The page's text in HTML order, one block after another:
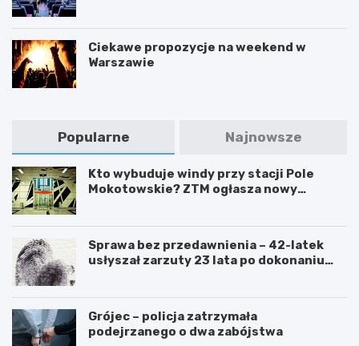
Ciekawe propozycje na weekend w
Warszawie
Popularne Najnowsze
Kto wybuduje windy przy stacji Pole
Mokotowskie? ZTM ogłasza nowy
Sprawa bez przedawnienia – 42-latek
usłyszał zarzuty 23 lata po dokonaniu
Grójec – policja zatrzymała
podejrzanego o dwa zabójstwa